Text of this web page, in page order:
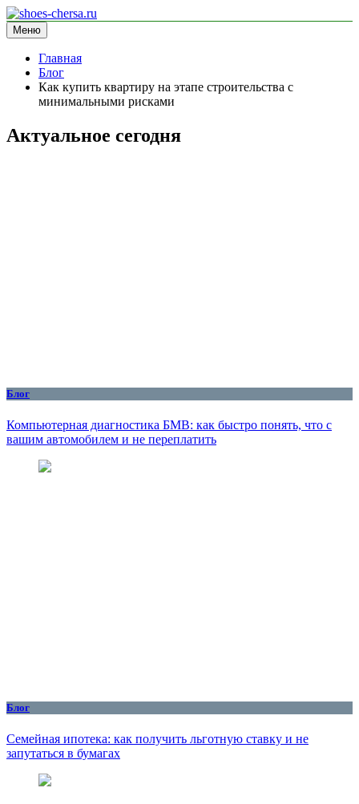
Перейти
к
содержимому
shoes-chersa.ru
информационный сайт
Меню
Главная
Блог
Как купить квартиру на этапе строительства с
минимальными рисками
Актуальное сегодня
Блог
Компьютерная диагностика БМВ: как быстро понять, что с
вашим автомобилем и не переплатить
Блог
Семейная ипотека: как получить льготную ставку и не
запутаться в бумагах